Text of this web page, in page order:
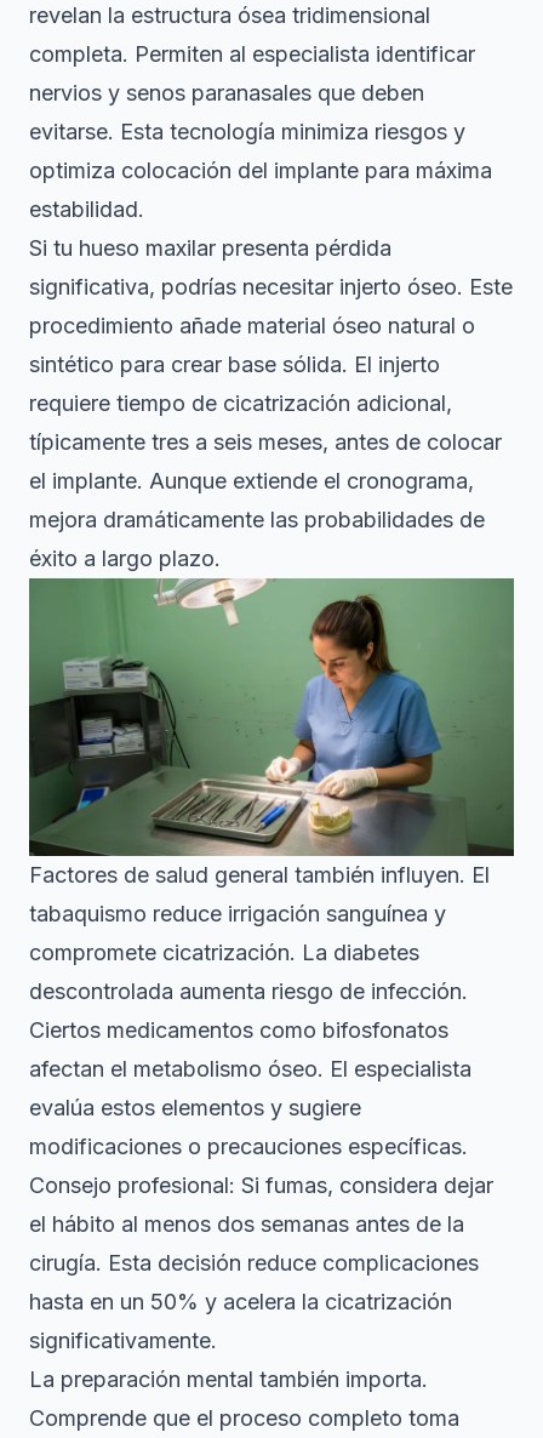
revelan la estructura ósea tridimensional
completa. Permiten al especialista identificar
nervios y senos paranasales que deben
evitarse. Esta tecnología minimiza riesgos y
optimiza colocación del implante para máxima
estabilidad.
Si tu hueso maxilar presenta pérdida
significativa, podrías necesitar injerto óseo. Este
procedimiento añade material óseo natural o
sintético para crear base sólida. El injerto
requiere tiempo de cicatrización adicional,
típicamente tres a seis meses, antes de colocar
el implante. Aunque extiende el cronograma,
mejora dramáticamente las probabilidades de
éxito a largo plazo.
Factores de salud general también influyen. El
tabaquismo reduce irrigación sanguínea y
compromete cicatrización. La diabetes
descontrolada aumenta riesgo de infección.
Ciertos medicamentos como bifosfonatos
afectan el metabolismo óseo. El especialista
evalúa estos elementos y sugiere
modificaciones o precauciones específicas.
Consejo profesional: Si fumas, considera dejar
el hábito al menos dos semanas antes de la
cirugía. Esta decisión reduce complicaciones
hasta en un 50% y acelera la cicatrización
significativamente.
La preparación mental también importa.
Comprende que el proceso completo toma